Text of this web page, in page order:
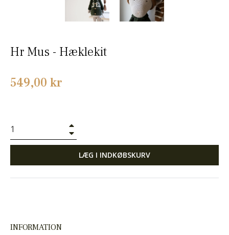
Hr Mus - Hæklekit
Normalpris
549,00 kr
LÆG I INDKØBSKURV
INFORMATION